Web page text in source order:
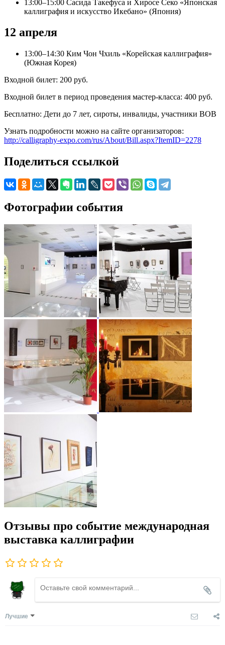
13:00–15:00 Сасида Такефуса и Хиросе Секо «Японская
каллиграфия и искусство Икебано» (Япония)
12 апреля
13:00–14:30 Ким Чон Чхиль «Корейская каллиграфия»
(Южная Корея)
Входной билет: 200 руб.
Входной билет в период проведения мастер-класса: 400 руб.
Бесплатно: Дети до 7 лет, сироты, инвалиды, участники ВОВ
Узнать подробности можно на сайте организаторов:
http://calligraphy-expo.com/rus/About/Bill.aspx?ItemID=2278
Поделиться ссылкой
Фотографии события
Отзывы про событие международная
выставка каллиграфии
Лучшие